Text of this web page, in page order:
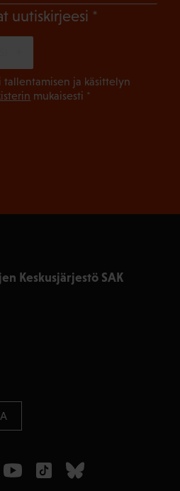
Keskusjärjestö SAK
uutiskirjeesi (Pakollinen)
ja käsittelyn
mukaisesti *